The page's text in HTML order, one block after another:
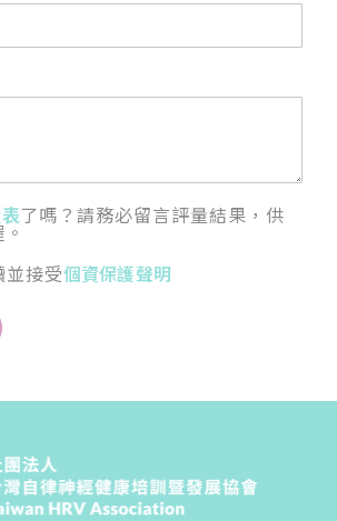
了嗎？請務必留言評量結果，供
接受個資保護聲明